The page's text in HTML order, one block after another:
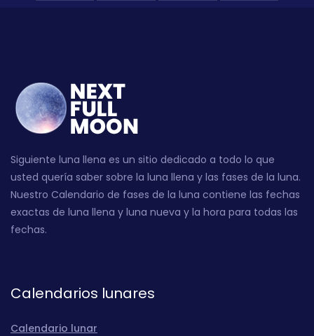
Siguiente luna llena es un sitio dedicado a todo lo que
usted quería saber sobre la luna llena y las fases de la luna.
Nuestro Calendario de fases de la luna contiene las fechas
exactas de luna llena y luna nueva y la hora para todas las
fechas.
Calendarios lunares
Calendario lunar